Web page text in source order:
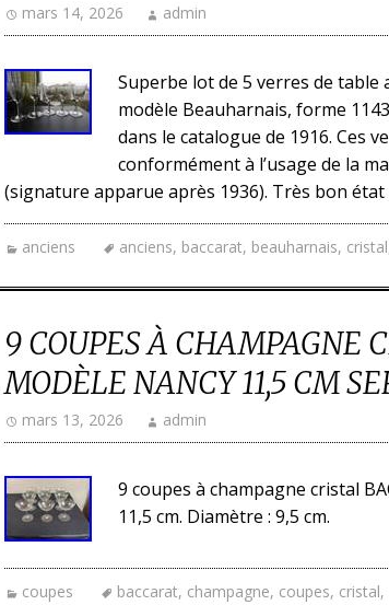
mars 14, 2026 admin
Superbe lot de 5 verres de table
modèle Beauharnais, forme
dans le catalogue de 1916. Ces
conformément à l’usage de la
(signature apparue après 1936). Très bon
anciens anciens, baccarat, beauharnais, cristal
9 COUPES À CHAMPAGNE
MODÈLE NANCY 11,5 CM
mars 13, 2026 admin
9 coupes à champagne cristal
11,5 cm. Diamètre : 9,5 cm.
coupes baccarat, champagne, coupes, cristal,